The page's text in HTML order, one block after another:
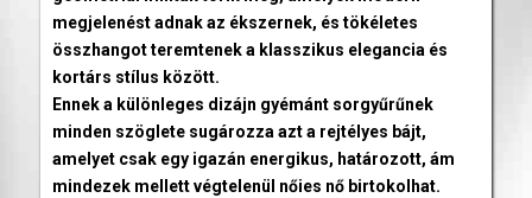
megjelenést adnak az ékszernek, és tökéletes
összhangot teremtenek a klasszikus elegancia és
kortárs stílus között.
Ennek a különleges dizájn gyémánt sorgyűrűnek
minden szöglete sugározza azt a rejtélyes bájt,
amelyet csak egy igazán energikus, határozott, ám
mindezek mellett végtelenül nőies nő birtokolhat.